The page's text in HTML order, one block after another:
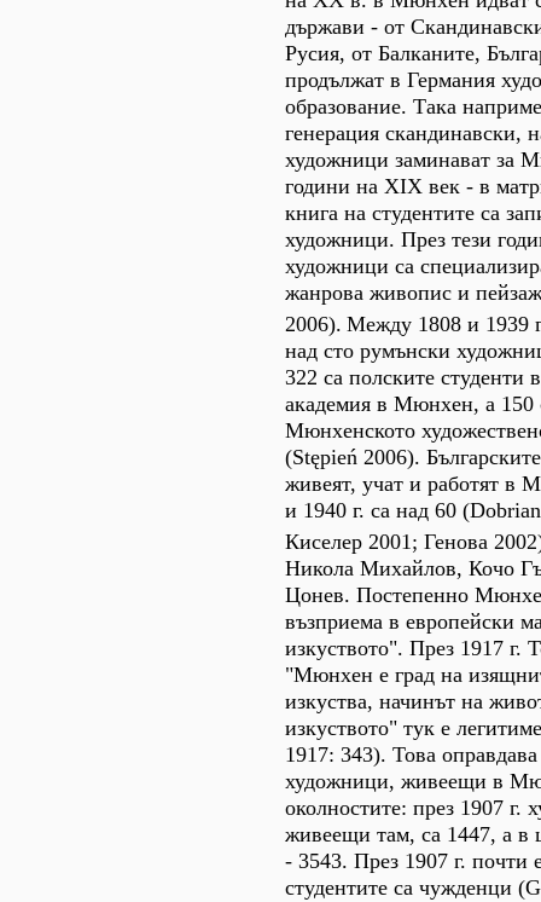
държави - от
Русия, от Балканите,
продължат в Германия
образование. Така
генерация скандинавски,
художници заминават за
години на ХIХ век - в
книга на студентите са
художници. През тези
художници са
жанрова живопис и
2006). Между 1808 и 1939
над сто румънски
322 са полските студенти
академия в Мюнхен, а 150
Мюнхенското
(Stępień 2006).
живеят, учат и работят в
и 1940 г. са над 60
Киселер 2001; Генова
Никола Михайлов, Кочо
Цонев. Постепенно
възприема в европейски
изкуството". През 1917
"Мюнхен е град на
изкуства, начинът на
изкуството" тук е
1917: 343). Това
художници, живеещи в
околностите: през 1907 г.
живеещи там, са 1447, а в
- 3543. През 1907 г. почти
студентите са чужденци